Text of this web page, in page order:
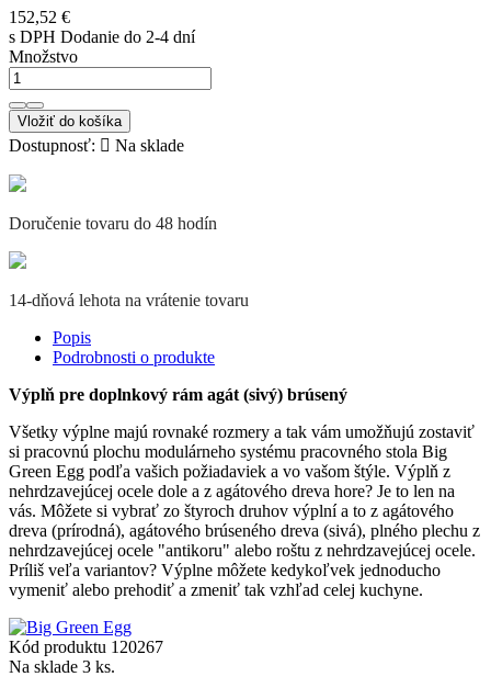
152,52 €
s DPH Dodanie do 2-4 dní
Množstvo
Vložiť do košíka
Dostupnosť:  Na sklade
Doručenie tovaru do 48 hodín
14-dňová lehota na vrátenie tovaru
Popis
Podrobnosti o produkte
Výplň pre doplnkový rám agát (sivý) brúsený
Všetky výplne majú rovnaké rozmery a tak vám umožňujú zostaviť
si pracovnú plochu modulárneho systému pracovného stola Big
Green Egg podľa vašich požiadaviek a vo vašom štýle. Výplň z
nehrdzavejúcej ocele dole a z agátového dreva hore? Je to len na
vás. Môžete si vybrať zo štyroch druhov výplní a to z agátového
dreva (prírodná), agátového brúseného dreva (sivá), plného plechu z
nehrdzavejúcej ocele "antikoru" alebo roštu z nehrdzavejúcej ocele.
Príliš veľa variantov? Výplne môžete kedykoľvek jednoducho
vymeniť alebo prehodiť a zmeniť tak vzhľad celej kuchyne.
Kód produktu 120267
Na sklade 3 ks.